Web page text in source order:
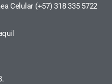
Celular (+57) 318 335 5722